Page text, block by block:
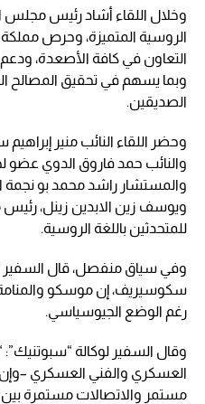
وخلال اللقاء أشاد رئيس مجلس
الروسية المتميزة، وحرص
التعاون في كافة الأصعدة، ودعم
وبما يسهم في تحقيق المصالح
الصديقين.
وحضر اللقاء النائب منير
والنائب حمد فاروق الدوي عضو
والمستشار راشد محمد بو نجمة
ويوسف زين الابدين زينل، رئيس
للمتحدثين باللغة الروسية.
وفي سياق منفصل، قال السفير
سكوسيريف، إن موسكو
رغم الوضع الجيوسياسي.
وقال السفير لوكالة
العسكري والفني العسكري
مستمر والاتصالات مستمرة بين